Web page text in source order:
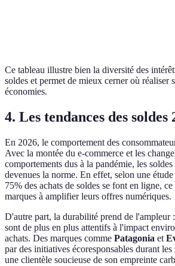
Ce tableau illustre bien la diversité des
soldes et permet de mieux cerner où réaliser
économies.
4. Les tendances des soldes
En 2026, le comportement des
Avec la montée du e-commerce et les
comportements dus à la pandémie, les
devenues la norme. En effet, selon une étude
75% des achats de soldes se font en ligne,
marques à amplifier leurs offres numériques.
D'autre part, la durabilité prend de l'ampleur
sont de plus en plus attentifs à l'impact
achats. Des marques comme Patagonia et
par des initiatives écoresponsables durant
une clientèle soucieuse de son empreinte